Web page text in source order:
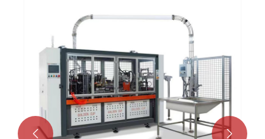
 